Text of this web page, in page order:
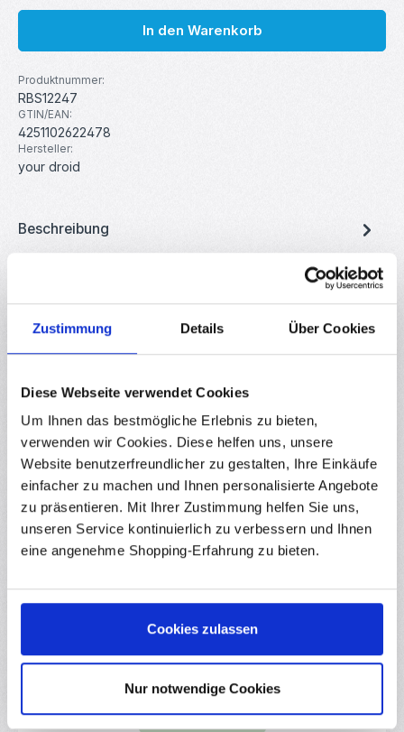
Zustimmung Details Über Cookies
Diese Webseite verwendet Cookies
Um Ihnen das bestmögliche Erlebnis zu bieten,
verwenden wir Cookies. Diese helfen uns, unsere
Website benutzerfreundlicher zu gestalten, Ihre Einkäufe
einfacher zu machen und Ihnen personalisierte Angebote
zu präsentieren. Mit Ihrer Zustimmung helfen Sie uns,
unseren Service kontinuierlich zu verbessern und Ihnen
eine angenehme Shopping-Erfahrung zu bieten.
Cookies zulassen
Nur notwendige Cookies
In den Warenkorb
Produktnummer:
RBS12247
GTIN/EAN:
4251102622478
Hersteller:
your droid
Beschreibung
eignet sich zum Crimpen, IDC-Buchsen sowie Schneid- und
Eigenschaften
Downloads
Bewertungen
Produktgalerie überspringen
Zubehör
Durchschnittliche Bewertung von 0 von
IDC-Steckbuchsen für Flachbandkabel Diese IDC Buchsen mit
Flachbandkabel anschließen. Sie eignen sich ideal für
Sofort verfügbar